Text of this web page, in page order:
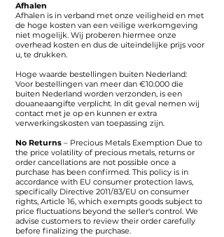
Afhalen
Afhalen is in verband met onze veiligheid en met
de hoge kosten van een veilige werkomgeving
niet mogelijk. Wij proberen hiermee onze
overhead kosten en dus de uiteindelijke prijs voor
u, te drukken.
Hoge waarde bestellingen buiten Nederland:
Voor bestellingen van meer dan €10.000 die
buiten Nederland worden verzonden, is een
douaneaangifte verplicht. In dit geval nemen wij
contact met je op en kunnen er extra
verwerkingskosten van toepassing zijn.
No Returns – Precious Metals Exemption Due to
the price volatility of precious metals, returns or
order cancellations are not possible once a
purchase has been confirmed. This policy is in
accordance with EU consumer protection laws,
specifically Directive 2011/83/EU on consumer
rights, Article 16, which exempts goods subject to
price fluctuations beyond the seller's control. We
advise customers to review their order carefully
before finalizing the purchase.